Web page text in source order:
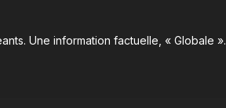
Une information factuelle, « Globale ».